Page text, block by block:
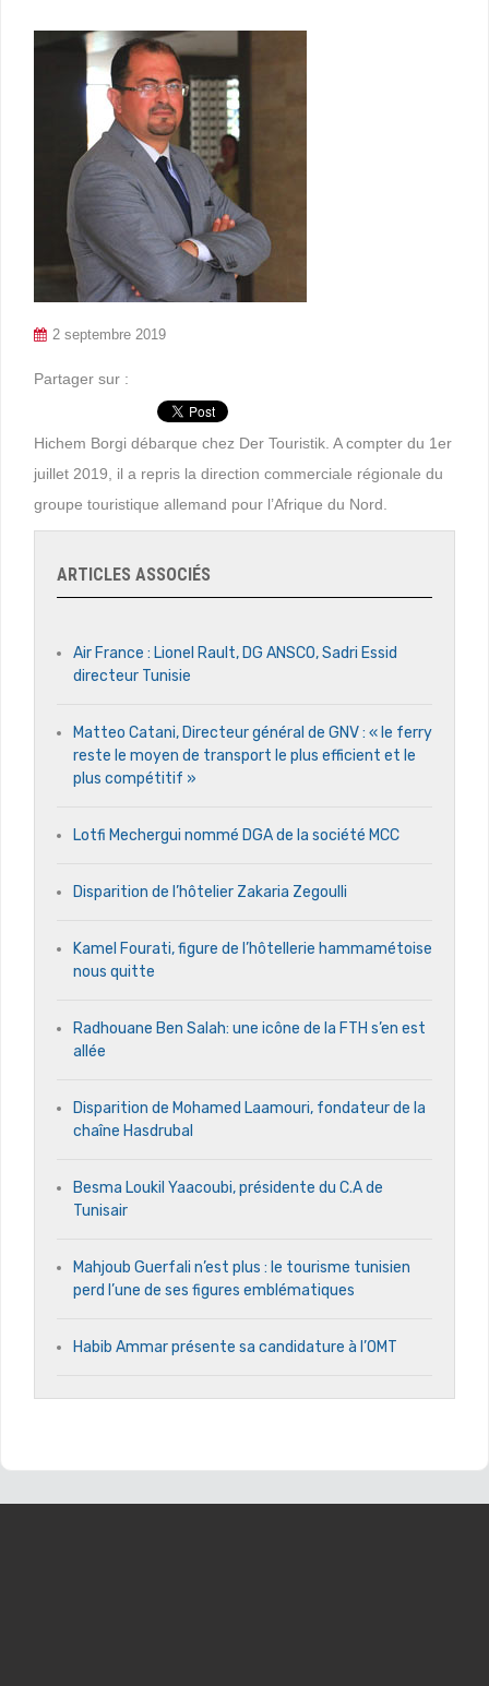
2 septembre 2019
Partager sur :
Hichem Borgi débarque chez Der Touristik. A compter du 1er
juillet 2019, il a repris la direction commerciale régionale du
groupe touristique allemand pour l’Afrique du Nord.
ARTICLES ASSOCIÉS
Air France : Lionel Rault, DG ANSCO, Sadri Essid
directeur Tunisie
Matteo Catani, Directeur général de GNV : « le ferry
reste le moyen de transport le plus efficient et le
plus compétitif »
Lotfi Mechergui nommé DGA de la société MCC
Disparition de l’hôtelier Zakaria Zegoulli
Kamel Fourati, figure de l’hôtellerie hammamétoise
nous quitte
Radhouane Ben Salah: une icône de la FTH s’en est
allée
Disparition de Mohamed Laamouri, fondateur de la
chaîne Hasdrubal
Besma Loukil Yaacoubi, présidente du C.A de
Tunisair
Mahjoub Guerfali n’est plus : le tourisme tunisien
perd l’une de ses figures emblématiques
Habib Ammar présente sa candidature à l’OMT